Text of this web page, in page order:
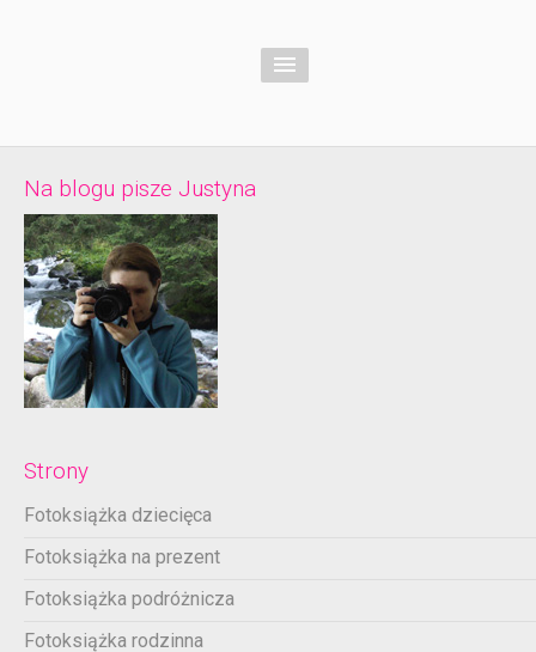
Na blogu pisze Justyna
Strony
Fotoksiążka dziecięca
Fotoksiążka na prezent
Fotoksiążka podróżnicza
Fotoksiążka rodzinna